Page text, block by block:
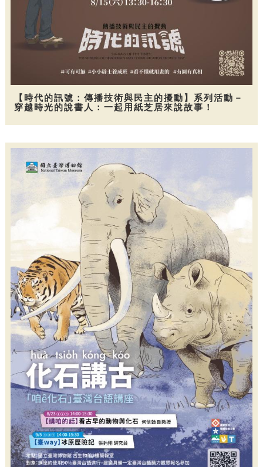
【時代的訊號：傳播技術與民主的擾動】系列活動－
穿越時光的說書人：一起用紙芝居來說故事！